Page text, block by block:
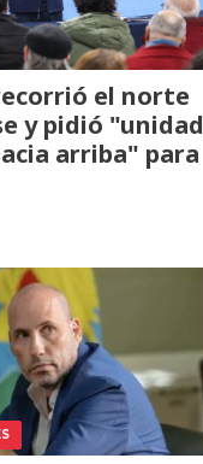
el norte
y pidió "unidad
arriba" para